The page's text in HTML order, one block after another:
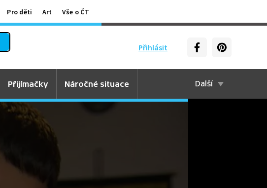
Pro děti Art Vše o ČT
Přihlásit
Přijímačky Náročné situace Další